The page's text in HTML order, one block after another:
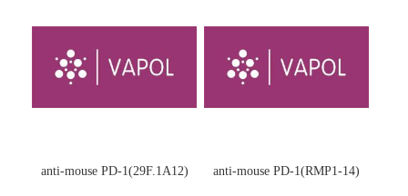
anti-mouse PD-1(29F.1A12) anti-mouse PD-1(RMP1-14)